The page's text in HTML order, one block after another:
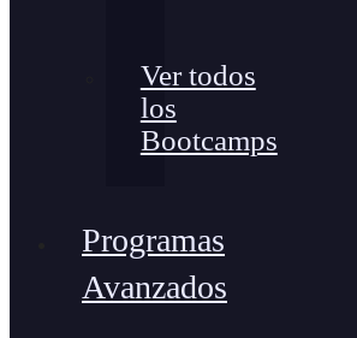
Ver todos
los
Bootcamps
Programas
Avanzados